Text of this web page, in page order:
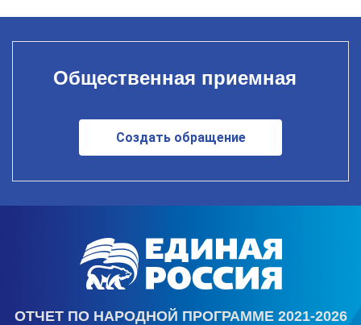
Общественная приемная
Создать обращение
ОТЧЕТ ПО НАРОДНОЙ ПРОГРАММЕ 2021-2026